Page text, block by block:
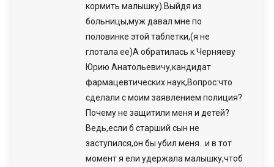
кормить малышку).Выйдя из
больницы,муж давал мне по
половинке этой таблетки,(я не
глотала ее)А обратилась к Черняеву
Юрию Анатольевичу,кандидат
фармацевтических наук,Вопрос:что
сделали с моим заявлением полиция?
Почему не защитили меня и детей?
Ведь,если б старший сын не
заступился,он бы убил меня…и в тот
момент я ели удержала малышку,чтоб